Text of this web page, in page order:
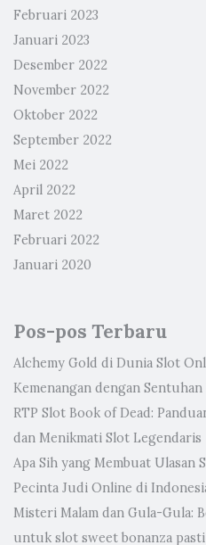
Februari 2023
Januari 2023
Desember 2022
November 2022
Oktober 2022
September 2022
Mei 2022
April 2022
Maret 2022
Februari 2022
Januari 2020
Pos-pos Terbaru
Alchemy Gold di Dunia Slot
Kemenangan dengan Sentuhan
RTP Slot Book of Dead:
dan Menikmati Slot Legendaris
Apa Sih yang Membuat Ulasan
Pecinta Judi Online di
Misteri Malam dan Gula-Gula:
untuk slot sweet bonanza pasti